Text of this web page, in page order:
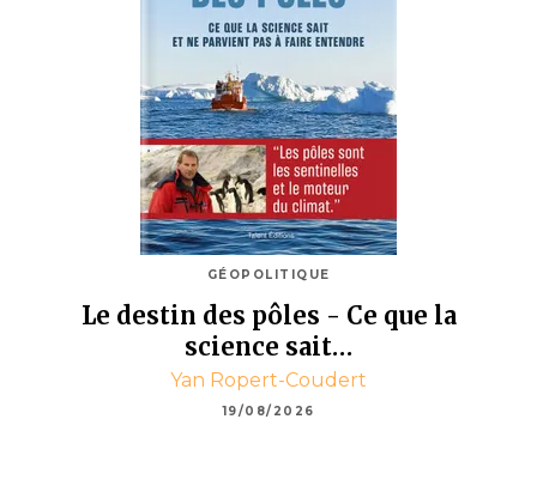
GÉOPOLITIQUE
Le destin des pôles - Ce que la
science sait…
Yan Ropert-Coudert
19/08/2026